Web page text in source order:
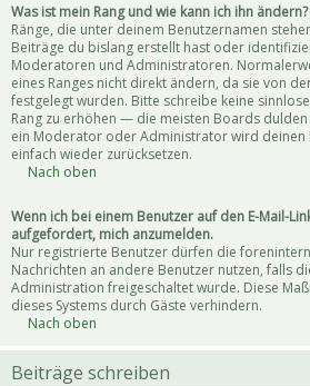
Was ist mein Rang und wie kann ich ihn ändern?
Ränge, die unter deinem Benutzernamen
Beiträge du bislang erstellt hast oder
Moderatoren und Administratoren.
eines Ranges nicht direkt ändern, da sie von
festgelegt wurden. Bitte schreibe keine
Rang zu erhöhen — die meisten Boards
ein Moderator oder Administrator wird deinen
einfach wieder zurücksetzen.
Nach oben
Wenn ich bei einem Benutzer auf den E-Mail-
aufgefordert, mich anzumelden.
Nur registrierte Benutzer dürfen die
Nachrichten an andere Benutzer nutzen, falls
Administration freigeschaltet wurde. Diese
dieses Systems durch Gäste verhindern.
Nach oben
Beiträge schreiben